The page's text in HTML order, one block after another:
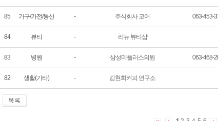
85 가구/가전/통신 - 주식회사 코어 063-453-
84 뷰티 - 리뉴 뷰티샵
83 병원 - 삼성미플러스의원 063-468-
82 생활(기타) - 김현희커피 연구소